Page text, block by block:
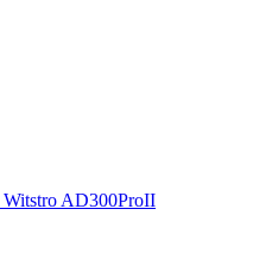
AD300ProII